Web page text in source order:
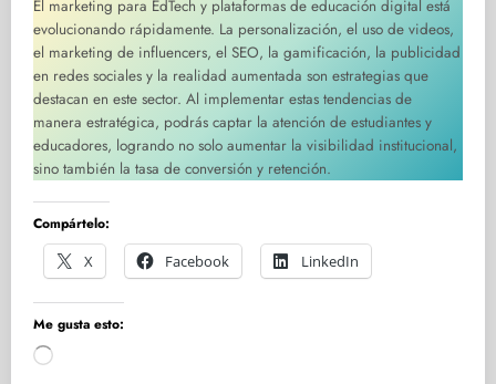
El marketing para EdTech y plataformas de educación digital está
evolucionando rápidamente. La personalización, el uso de videos,
el marketing de influencers, el SEO, la gamificación, la publicidad
en redes sociales y la realidad aumentada son estrategias que
destacan en este sector. Al implementar estas tendencias de
manera estratégica, podrás captar la atención de estudiantes y
educadores, logrando no solo aumentar la visibilidad institucional,
sino también la tasa de conversión y retención.
Compártelo:
X
Facebook LinkedIn
Me gusta esto:
Cargando...